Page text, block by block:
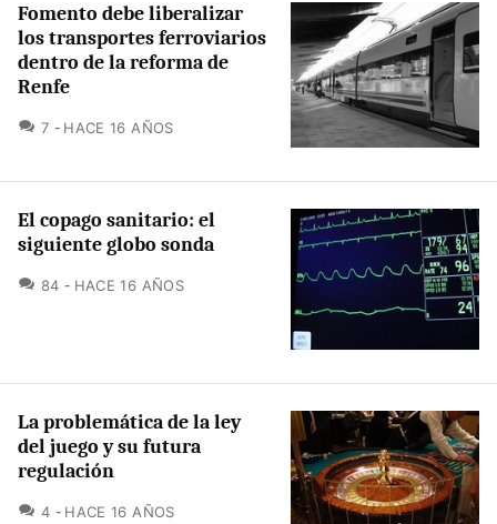
Fomento debe liberalizar
los transportes ferroviarios
dentro de la reforma de
Renfe
7 COMENTARIOS
HACE 16 AÑOS
El copago sanitario: el
siguiente globo sonda
84 COMENTARIOS
HACE 16 AÑOS
La problemática de la ley
del juego y su futura
regulación
4 COMENTARIOS
HACE 16 AÑOS